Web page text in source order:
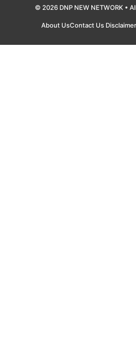
© 2026 DNP NEW NETWORK •
About UsContact Us Disclaimer